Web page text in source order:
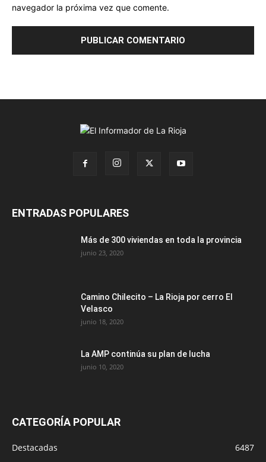
navegador la próxima vez que comente.
ENTRADAS POPULARES
Más de 300 viviendas en toda la provincia
junio 23, 2020
Camino Chilecito – La Rioja por cerro El
Velasco
junio 18, 2020
La AMP continúa su plan de lucha
junio 10, 2020
CATEGORÍA POPULAR
Destacadas
6487